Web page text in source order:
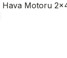
Hava Motoru